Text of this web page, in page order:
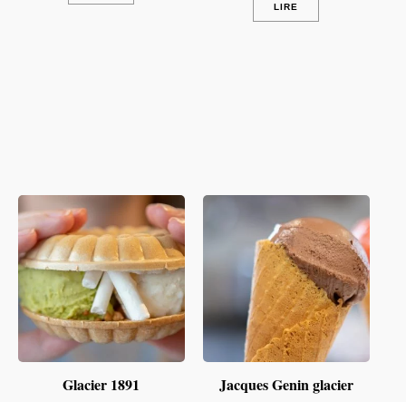
LIRE
Glacier 1891 Jacques Genin glacier